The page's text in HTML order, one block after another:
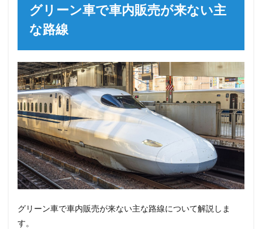
グリーン車で車内販売が来ない主
な路線
グリーン車で車内販売が来ない主な路線について解説しま
す。